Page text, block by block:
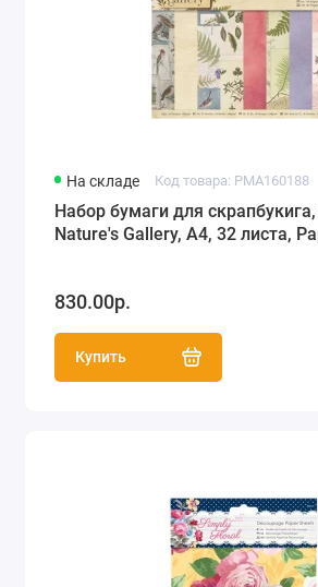
На складе Код товара: PMA160188
Набор бумаги для
Nature's Gallery, А4, 32 листа,
830.00р.
Купить